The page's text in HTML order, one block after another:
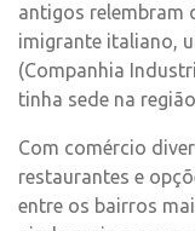
antigos relembram
imigrante italiano,
(Companhia
tinha sede na
Com comércio
restaurantes e
entre os bairros